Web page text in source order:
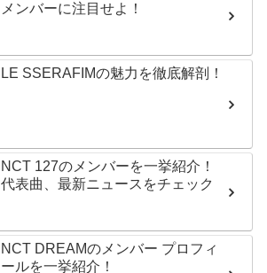
メンバーに注目せよ！
LE SSERAFIMの魅力を徹底解剖！
NCT 127のメンバーを一挙紹介！
代表曲、最新ニュースをチェック
NCT DREAMのメンバー プロフィ
ールを一挙紹介！